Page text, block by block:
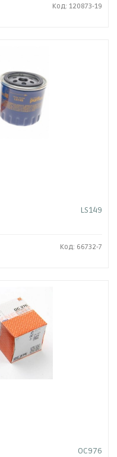
Код: 120873-19
LS149
Код: 66732-7
OC976